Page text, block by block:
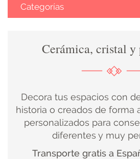
Categorías
DECORACIÓN
DECOBODAS
RECUPERADO
Cerámica, cristal y
Decora tus espacios con
historia o creados de forma
personalizados para
diferentes y muy
Transporte gratis a